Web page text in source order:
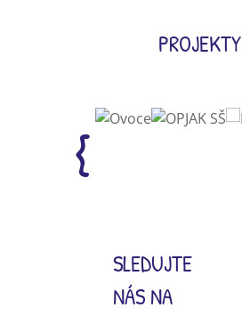
PROJEKTY
SLEDUJTE
NÁS NA